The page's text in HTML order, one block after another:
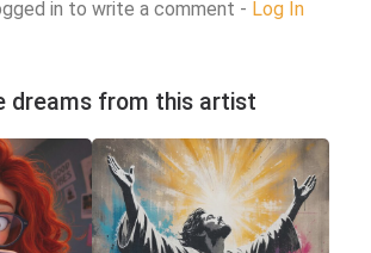
in to write a comment - Log In
dreams from this artist